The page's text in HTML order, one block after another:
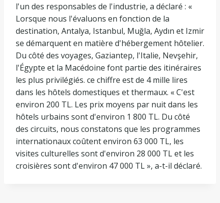
l'un des responsables de l'industrie, a déclaré : «
Lorsque nous l'évaluons en fonction de la
destination, Antalya, Istanbul, Muğla, Aydın et Izmir
se démarquent en matière d'hébergement hôtelier.
Du côté des voyages, Gaziantep, l'Italie, Nevşehir,
l'Égypte et la Macédoine font partie des itinéraires
les plus privilégiés. ce chiffre est de 4 mille lires
dans les hôtels domestiques et thermaux. « C'est
environ 200 TL. Les prix moyens par nuit dans les
hôtels urbains sont d'environ 1 800 TL. Du côté
des circuits, nous constatons que les programmes
internationaux coûtent environ 63 000 TL, les
visites culturelles sont d'environ 28 000 TL et les
croisières sont d'environ 47 000 TL », a-t-il déclaré.